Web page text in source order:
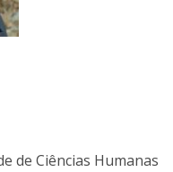
de Ciências Humanas